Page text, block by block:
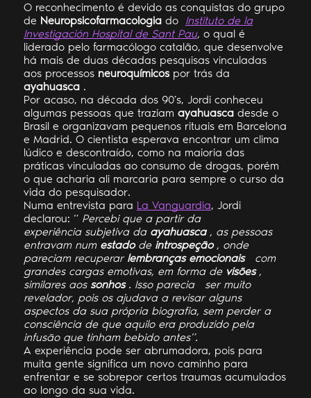
O reconhecimento é devido as conquistas do grupo
de Neuropsicofarmacologiado Instituto de la
Investigación Hospital de Sant Pau, o qual é
liderado pelo farmacólogo catalão, que desenvolve
há mais de duas décadas pesquisas vinculadas
aos processos neuroquímicospor trás da
ayahuasca.
Por acaso, na década dos 90’s, Jordi conheceu
algumas pessoas que traziam ayahuascadesde o
Brasil e organizavam pequenos rituais em Barcelona
e Madrid. O cientista esperava encontrar um clima
lúdico e descontraído, como na maioria das
práticas vinculadas ao consumo de drogas, porém
o que acharia ali marcaria para sempre o curso da
vida do pesquisador.
Numa entrevista para La Vanguardia, Jordi
declarou: “ Percebi que a partir da
experiência subjetiva da ayahuasca, as pessoas
entravam num estadode introspeção, onde
pareciam recuperar lembranças emocionaiscom
grandes cargas emotivas, em forma de visões,
similares aos sonhos. Isso parecia
ser muito
revelador, pois os ajudava a revisar alguns
aspectos da sua própria biografia, sem perder a
consciência de que aquilo era produzido pela
infusão que tinham bebido antes”.
A experiência pode ser abrumadora, pois para
muita gente significa um novo caminho para
enfrentar e se sobrepor certos traumas acumulados
ao longo da sua vida.